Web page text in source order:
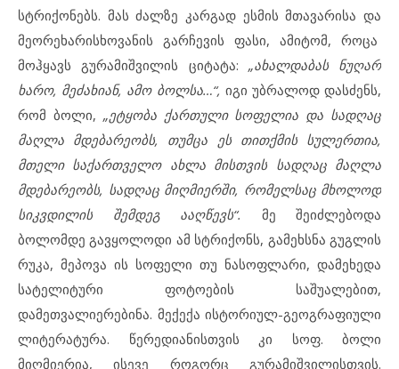
სტრიქონებს. მას ძალზე კარგად ესმის მთავარისა და
მეორეხარისხოვანის გარჩევის ფასი, ამიტომ, როცა
მოჰყავს გურამიშვილის ციტატა: „ახალდაბას ნუღარ
ხარო, მეძახიან, ამო ბოლსა…“, იგი უბრალოდ დასძენს,
რომ ბოლი, „ეტყობა ქართული სოფელია და სადღაც
მაღლა მდებარეობს, თუმცა ეს თითქმის სულერთია,
მთელი საქართველო ახლა მისთვის სადღაც მაღლა
მდებარეობს, სადღაც მიღმიერში, რომელსაც მხოლოდ
სიკვდილის შემდეგ ააღწევს“. მე შეიძლებოდა
ბოლომდე გავყოლოდი ამ სტრიქონს, გამეხსნა გუგლის
რუკა, მეპოვა ის სოფელი თუ ნასოფლარი, დამეხედა
სატელიტური ფოტოების საშუალებით,
დამეთვალიერებინა. მექექა ისტორიულ-გეოგრაფიული
ლიტერატურა. წერედიანისთვის კი სოფ. ბოლი
მიღმიერია, ისევე როგორც გურამიშვილისთვის.